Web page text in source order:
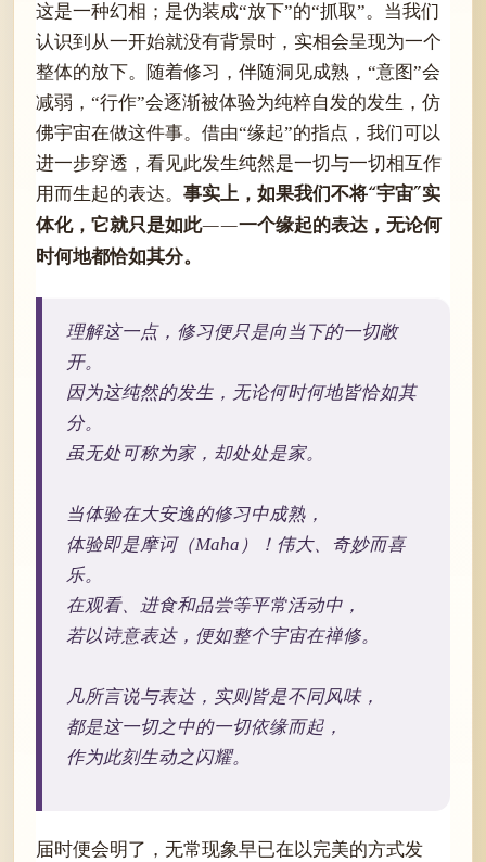
这是一种幻相；是伪装成“放下”的“抓取”。当我们
认识到从一开始就没有背景时，实相会呈现为一个
整体的放下。随着修习，伴随洞见成熟，“意图”会
减弱，“行作”会逐渐被体验为纯粹自发的发生，仿
佛宇宙在做这件事。借由“缘起”的指点，我们可以
进一步穿透，看见此发生纯然是一切与一切相互作
用而生起的表达。 事实上，如果我们不将“宇宙”实
体化，它就只是如此——一个缘起的表达，无论何
时何地都恰如其分。
理解这一点，修习便只是向当下的一切敞
开。
因为这纯然的发生，无论何时何地皆恰如其
分。
虽无处可称为家，却处处是家。
当体验在大安逸的修习中成熟，
体验即是摩诃（Maha）！伟大、奇妙而喜
乐。
在观看、进食和品尝等平常活动中，
若以诗意表达，便如整个宇宙在禅修。
凡所言说与表达，实则皆是不同风味，
都是这一切之中的一切依缘而起，
作为此刻生动之闪耀。
届时便会明了，无常现象早已在以完美的方式发